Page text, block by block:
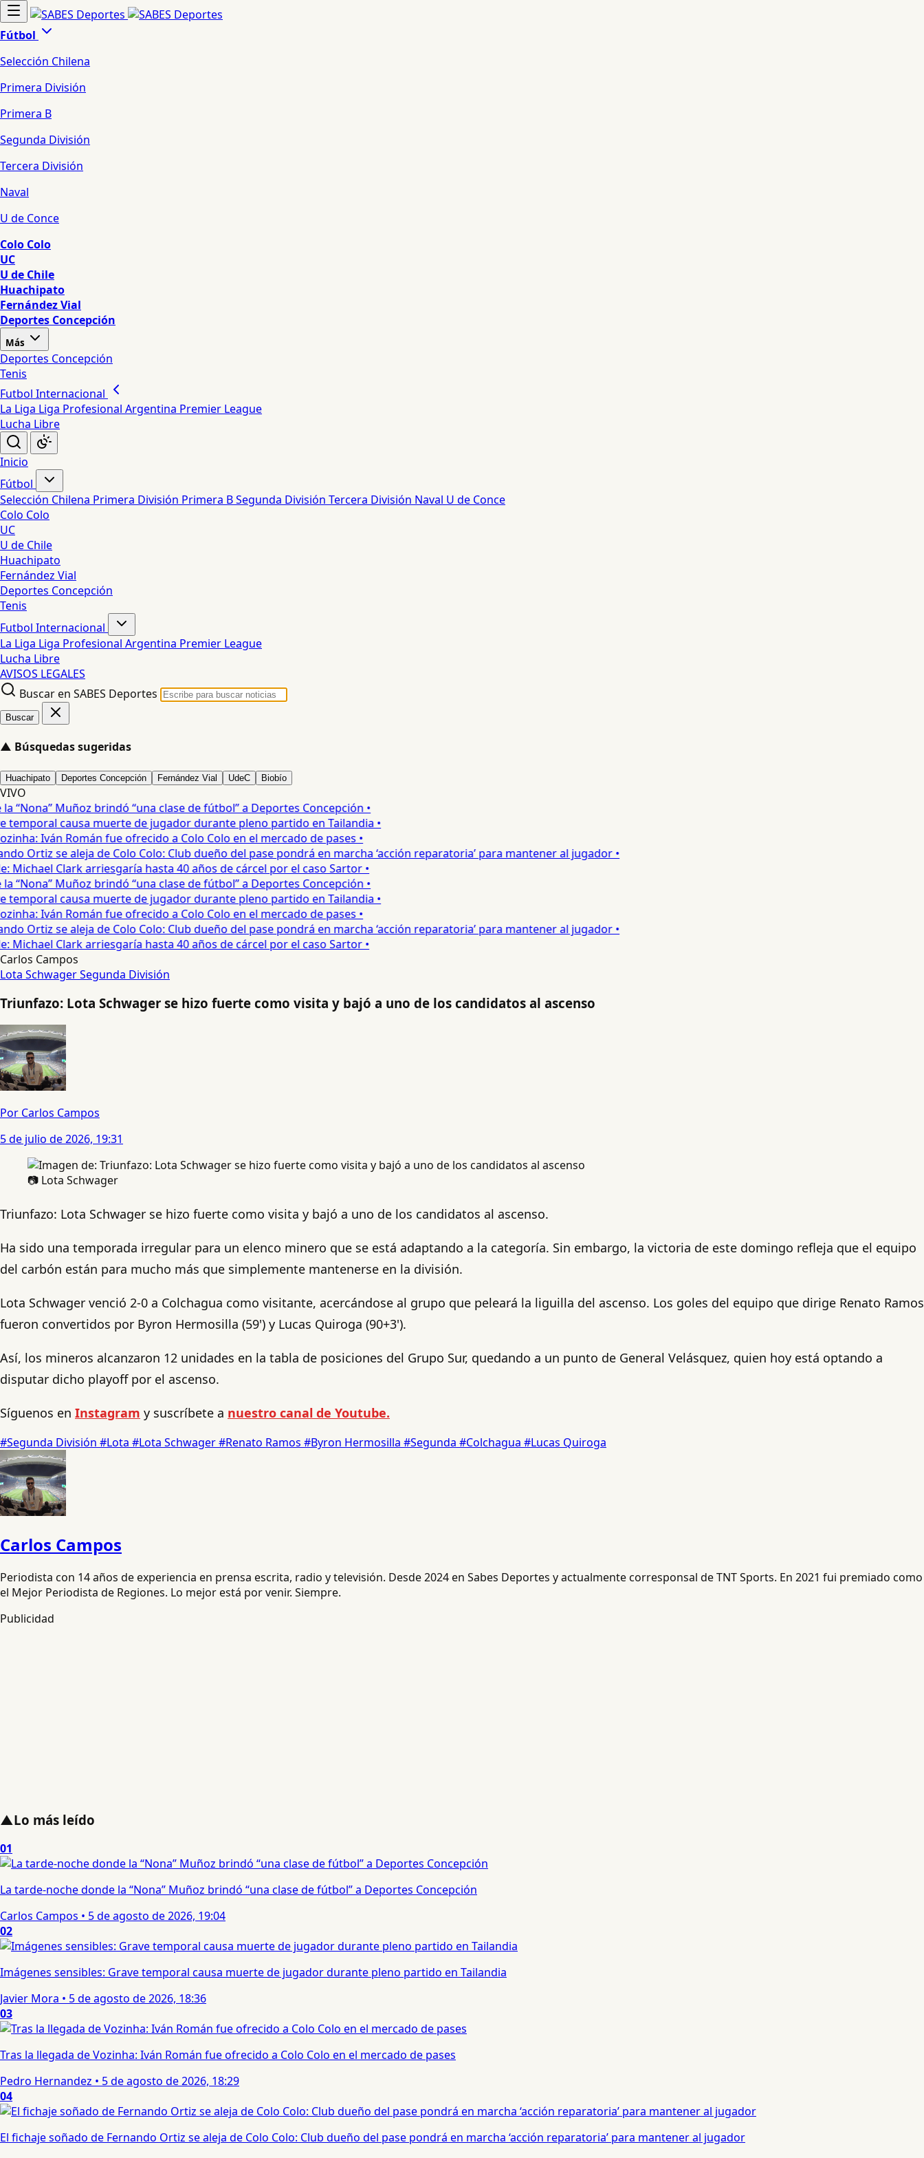
Fútbol
Selección Chilena
Primera División
Primera B
Segunda División
Tercera División
Naval
U de Conce
Colo Colo
UC
U de Chile
Huachipato
Fernández Vial
Deportes Concepción
Más
Deportes Concepción
Tenis
Futbol Internacional
La Liga Liga Profesional Argentina Premier League
Lucha Libre
Inicio
Fútbol
Selección Chilena Primera División Primera BSegunda División Tercera División Naval U de Conce
Colo Colo
UC
U de Chile
Huachipato
Fernández Vial
Deportes Concepción
Tenis
Futbol Internacional
La Liga Liga Profesional Argentina Premier League
Lucha Libre
AVISOS LEGALES
Buscar en SABES Deportes
Buscar
▲ Búsquedas sugeridas
Huachipato Deportes Concepción Fernández Vial UdeC Biobío
VIVO
Muñoz brindó “una clase de fútbol” a Deportes Concepción •
causa muerte de jugador durante pleno partido en Tailandia •
Iván Román fue ofrecido a Colo Colo en el mercado de pases •
Ortiz se aleja de Colo Colo: Club dueño del pase pondrá en marcha ‘acción reparatoria’ para mantener al jugador •
Clark arriesgaría hasta 40 años de cárcel por el caso Sartor •
Muñoz brindó “una clase de fútbol” a Deportes Concepción •
causa muerte de jugador durante pleno partido en Tailandia •
Iván Román fue ofrecido a Colo Colo en el mercado de pases •
Ortiz se aleja de Colo Colo: Club dueño del pase pondrá en marcha ‘acción reparatoria’ para mantener al jugador •
Clark arriesgaría hasta 40 años de cárcel por el caso Sartor •
Carlos Campos
Lota SchwagerSegunda División
Triunfazo: Lota Schwager se hizo fuerte como visita y bajó a uno de los candidatos al ascenso
Por Carlos Campos
5 de julio de 2026, 19:31
📷 Lota Schwager
Triunfazo: Lota Schwager se hizo fuerte como visita y bajó a uno de los candidatos al ascenso.
Ha sido una temporada irregular para un elenco minero que se está adaptando a la categoría. Sin embargo, la victoria de este domingo refleja que el equipo
del carbón están para mucho más que simplemente mantenerse en la división.
Lota Schwager venció 2-0 a Colchagua como visitante, acercándose al grupo que peleará la liguilla del ascenso. Los goles del equipo que dirige Renato Ramos
fueron convertidos por Byron Hermosilla (59') y Lucas Quiroga (90+3').
Así, los mineros alcanzaron 12 unidades en la tabla de posiciones del Grupo Sur, quedando a un punto de General Velásquez, quien hoy está optando a
disputar dicho playoff por el ascenso.
Síguenos en Instagram y suscríbete a nuestro canal de Youtube.
#Segunda División #Lota #Lota Schwager#Renato Ramos #Byron Hermosilla #Segunda #Colchagua #Lucas Quiroga
Carlos Campos
Periodista con 14 años de experiencia en prensa escrita, radio y televisión. Desde 2024 en Sabes Deportes y actualmente corresponsal de TNT Sports. En 2021 fui premiado como
el Mejor Periodista de Regiones. Lo mejor está por venir. Siempre.
Publicidad
▲Lo más leído
01
La tarde-noche donde la “Nona” Muñoz brindó “una clase de fútbol” a Deportes Concepción
Carlos Campos • 5 de agosto de 2026, 19:04
02
Imágenes sensibles: Grave temporal causa muerte de jugador durante pleno partido en Tailandia
Javier Mora • 5 de agosto de 2026, 18:36
03
Tras la llegada de Vozinha: Iván Román fue ofrecido a Colo Colo en el mercado de pases
Pedro Hernandez • 5 de agosto de 2026, 18:29
04
El fichaje soñado de Fernando Ortiz se aleja de Colo Colo: Club dueño del pase pondrá en marcha ‘acción reparatoria’ para mantener al jugador